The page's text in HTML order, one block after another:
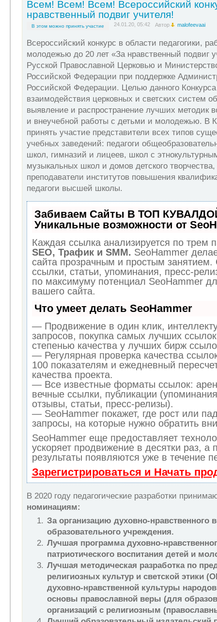
Всем! Всем! Всем! Всероссийский
нравственный подвиг учителя!
В этом можно принять участие 24.01.20, 05:42 Автор malofeevaai
Всероссийский конкурс в области педагогики,
молодежью до 20 лет «За нравственный подвиг
Русской Православной Церковью и
Российской Федерации при поддержке
Российской Федерации. Целью данного Конкурса
взаимодействия церковных и светских систем
выявление и распространение лучших методик
и внеучебной работы с детьми и молодежью. В
принять участие представители всех типов
учебных заведений: педагоги
школ, гимназий и лицеев, школ с
музыкальных школ и домов детского творчества,
преподаватели институтов повышения
педагоги высшей школы.
Забиваем Сайты В ТОП
Уникальные возможности от
Каждая ссылка анализируется по трем
SEO, Трафик и SMM. SeoHammer
сайта прозрачным и простым
ссылки, статьи, упоминания, пресс-
по максимуму потенциал SeoHammer
вашего сайта.
Что умеет делать SeoHammer
— Продвижение в один клик,
запросов, покупка самых лучших
степенью качества у лучших бирж
— Регулярная проверка качества
100 показателям и ежедневный
качества проекта.
— Все известные форматы ссылок:
вечные ссылки, публикации
отзывы, статьи, пресс-релизы).
— SeoHammer покажет, где рост или
запросы, на которые нужно обратить
SeoHammer еще предоставляет
ускоряет продвижение в десятки раз, а
результаты появляются уже в течение
Зарегистрироваться и Начать
В 2020 году педагогические разработки
номинациям:
За организацию духовно-нравственного
образовательного учреждения.
Лучшая программа духовно-
патриотического воспитания детей и
Лучшая методическая разработка по
религиозных культур и светской этики
духовно-нравственной культуры
основы православной веры (для
организаций с религиозным